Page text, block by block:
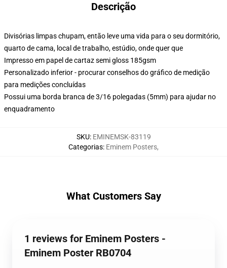
Descrição
Divisórias limpas chupam, então leve uma vida para o seu dormitório,
quarto de cama, local de trabalho, estúdio, onde quer que
Impresso em papel de cartaz semi gloss 185gsm
Personalizado inferior - procurar conselhos do gráfico de medição
para medições concluídas
Possui uma borda branca de 3/16 polegadas (5mm) para ajudar no
enquadramento
SKU: EMINEMSK-83119
Categorias: Eminem Posters,
What Customers Say
1 reviews for Eminem Posters -
Eminem Poster RB0704